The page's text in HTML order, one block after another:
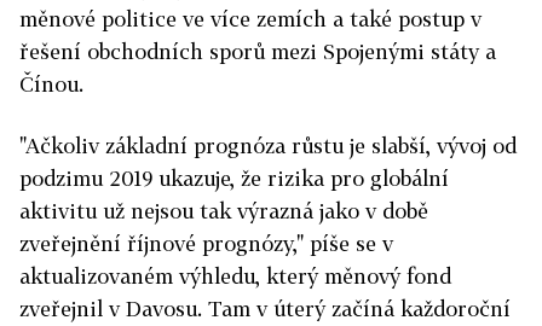
měnové politice ve více zemích a také postup v
řešení obchodních sporů mezi Spojenými státy a
Čínou.
"Ačkoliv základní prognóza růstu je slabší, vývoj od
podzimu 2019 ukazuje, že rizika pro globální
aktivitu už nejsou tak výrazná jako v době
zveřejnění říjnové prognózy," píše se v
aktualizovaném výhledu, který měnový fond
zveřejnil v Davosu. Tam v úterý začíná každoroční